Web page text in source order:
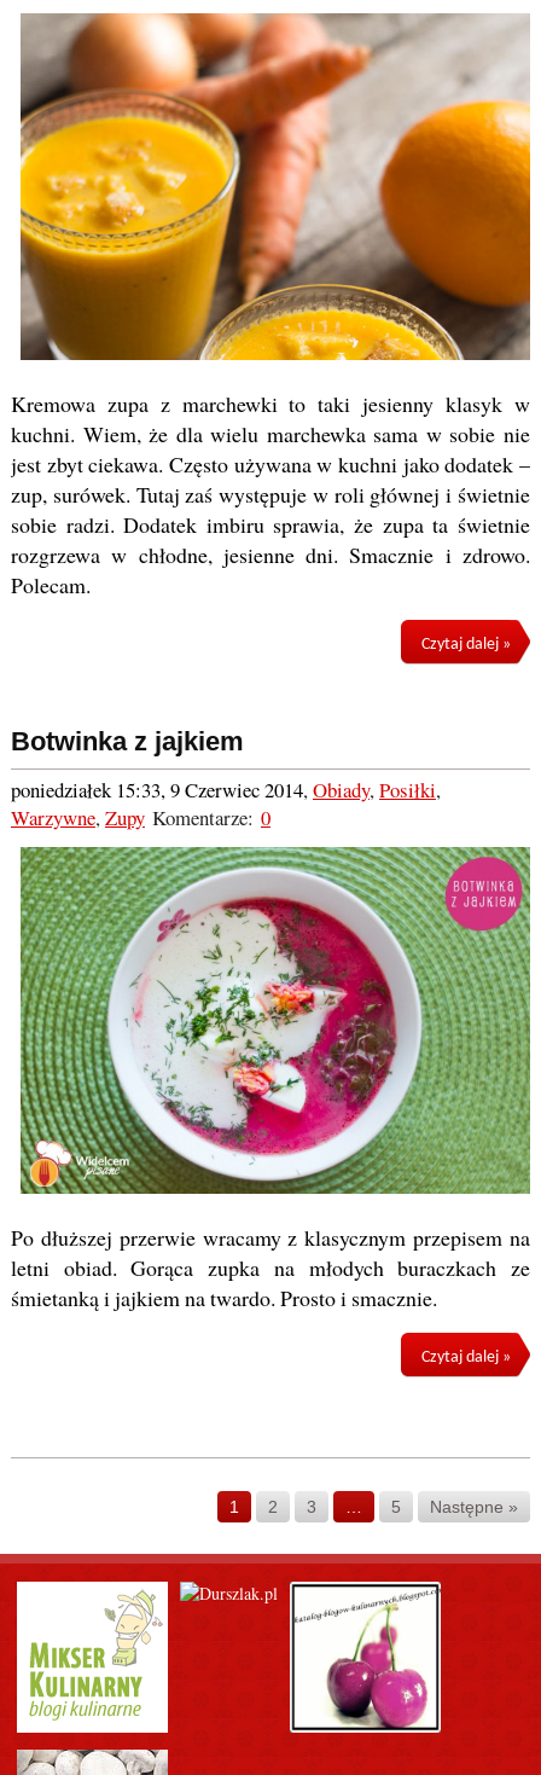
Kremowa zupa z marchewki to taki jesienny klasyk w
kuchni. Wiem, że dla wielu marchewka sama w sobie nie
jest zbyt ciekawa. Często używana w kuchni jako dodatek –
zup, surówek. Tutaj zaś występuje w roli głównej i świetnie
sobie radzi. Dodatek imbiru sprawia, że zupa ta świetnie
rozgrzewa w chłodne, jesienne dni. Smacznie i zdrowo.
Polecam.
Czytaj dalej »
Botwinka z jajkiem
poniedziałek 15:33, 9 Czerwiec 2014,Obiady,Posiłki,
Warzywne,ZupyKomentarze: 0
Po dłuższej przerwie wracamy z klasycznym przepisem na
letni obiad. Gorąca zupka na młodych buraczkach ze
śmietanką i jajkiem na twardo. Prosto i smacznie.
Czytaj dalej »
1 2 3 5 Następne »